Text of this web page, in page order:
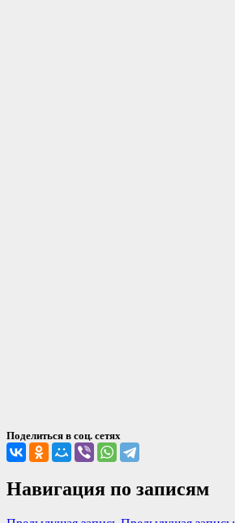
Поделиться в соц. сетях
Навигация по записям